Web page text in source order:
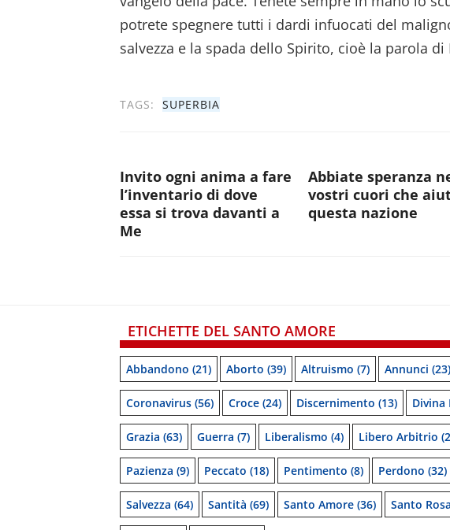
potrete spegnere tutti i dardi infuocati del
salvezza e la spada dello Spirito, cioè la parola di
TAGS: SUPERBIA
Invito ogni anima a fare
l’inventario di dove
essa si trova davanti a
Me
Abbiate speranza
vostri cuori che
questa nazione
ETICHETTE DEL SANTO AMORE
Abbandono (21) Aborto (39) Altruismo (7) Annunci (23)
Coronavirus (56) Croce (24) Discernimento (13) Divina
Grazia (63) Guerra (7) Liberalismo (4) Libero Arbitrio
Pazienza (9) Peccato (18) Pentimento (8) Perdono (32)
Salvezza (64) Santità (69) Santo Amore (36) Santo